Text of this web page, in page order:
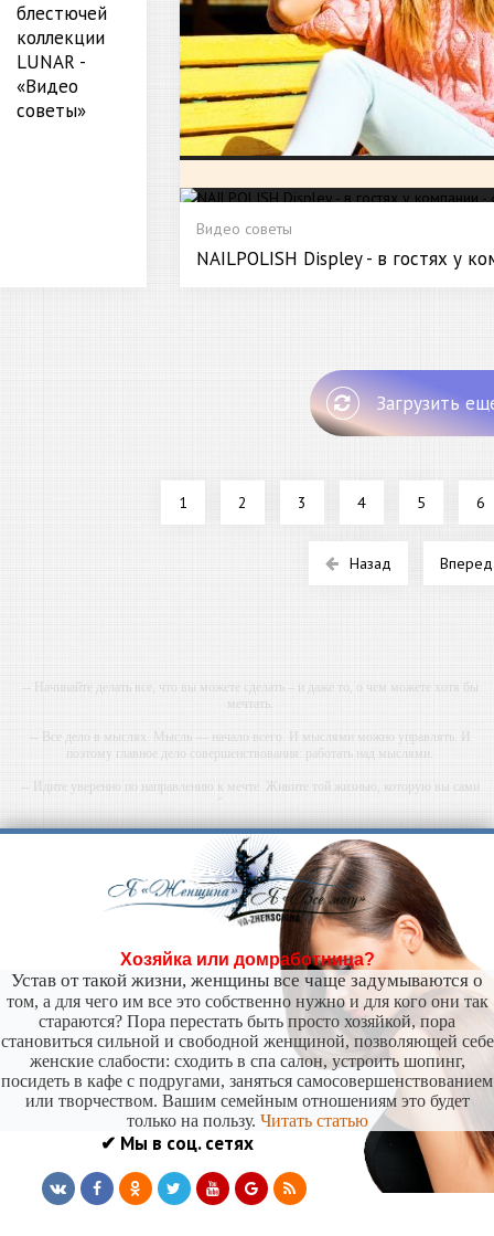
блестючей
коллекции
LUNAR -
«Видео
советы»
Видео советы
NAILPOLISH Displey - в гостях у
Загрузить
Назад
1 2 3 4 5 6
Вперед
-- Начинайте делать все, что вы можете сделать – и даже то, о чем можете хотя бы
мечтать.
-- Все дело в мыслях. Мысль — начало всего. И мыслями можно управлять. И
поэтому главное дело совершенствования: работать над мыслями.
-- Идите уверенно по направлению к мечте. Живите той жизнью, которую вы сами
-- Самое большое богатство — это ум. Самая большая нищета — глупость. Из всех
страхов самый пугающий — самолюбование.
-- Лучшее, что можно сделать с хорошим советом, это пропустить его мимо ушей. Он
никогда не бывает полезен никому, кроме того, кто его дал.
-- Люблю давать советы и очень не люблю, когда их дают мне.
Хозяйка или домработница?
Устав от такой жизни, женщины все чаще задумываются о
том, а для чего им все это собственно нужно и для кого они так
стараются? Пора перестать быть просто хозяйкой, пора
становиться сильной и свободной женщиной, позволяющей себе
женские слабости: сходить в спа салон, устроить шопинг,
посидеть в кафе с подругами, заняться самосовершенствованием
или творчеством. Вашим семейным отношениям это будет
только на пользу. Читать статью
✔ Мы в соц. сетях